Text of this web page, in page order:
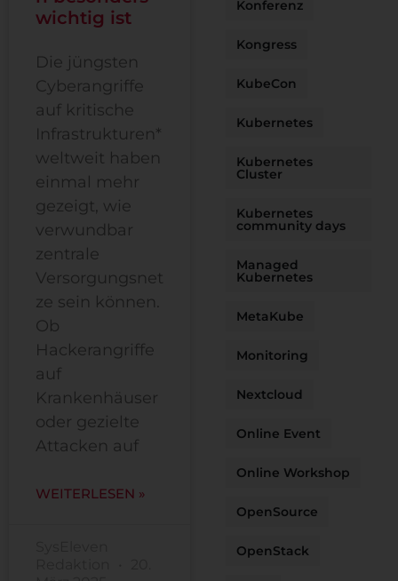
wichtig ist
Die jüngsten
Cyberangriffe
auf kritische
Infrastrukturen*
weltweit haben
einmal mehr
gezeigt, wie
verwundbar
zentrale
Versorgungsnet
ze sein können.
Ob
Hackerangriffe
auf
Krankenhäuser
oder gezielte
Attacken auf
WEITERLESEN »
Konferenz
Kongress
KubeCon
Kubernetes
Kubernetes
Cluster
Kubernetes
community days
Managed
Kubernetes
MetaKube
Monitoring
Nextcloud
Online Event
Online Workshop
OpenSource
OpenStack